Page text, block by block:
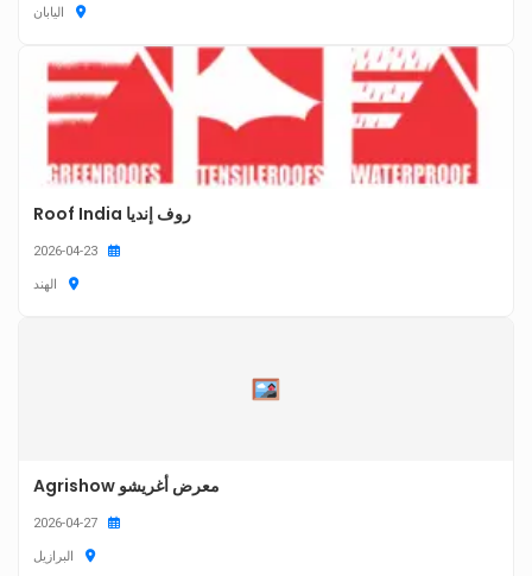
اليابان
روف إنديا Roof India
الهند
معرض أغريشو Agrishow
البرازيل